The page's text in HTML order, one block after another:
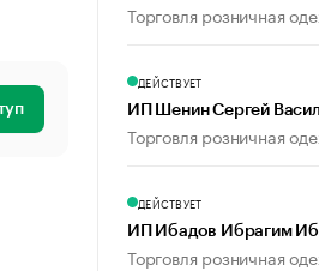
Торговля розничная
ДЕЙСТВУЕТ
ИП Шенин Сергей
Торговля розничная
ДЕЙСТВУЕТ
ИП Ибадов Ибрагим
Торговля розничная